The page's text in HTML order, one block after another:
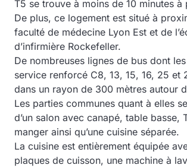
T5 se trouve à moins de 10 minutes à
De plus, ce logement est situé à
faculté de médecine Lyon Est et de
d’infirmière Rockefeller.
De nombreuses lignes de bus dont
service renforcé C8, 13, 15, 16, 25 et
dans un rayon de 300 mètres autour
Les parties communes quant à elles
d’un salon avec canapé, table basse,
manger ainsi qu’une cuisine séparée.
La cuisine est entièrement équipée
plaques de cuisson, une machine à